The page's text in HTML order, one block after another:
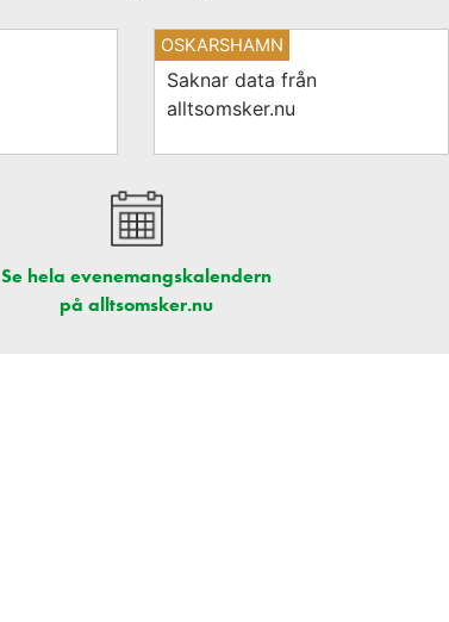
OSKARSHAMN
Saknar data från
alltsomsker.nu
Se hela evenemangskalendern
på alltsomsker.nu